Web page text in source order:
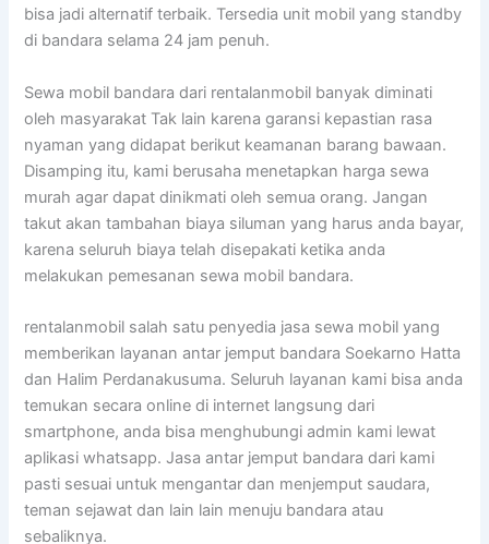
bisa jadi alternatif terbaik. Tersedia unit mobil yang standby
di bandara selama 24 jam penuh.
Sewa mobil bandara dari rentalanmobil banyak diminati
oleh masyarakat Tak lain karena garansi kepastian rasa
nyaman yang didapat berikut keamanan barang bawaan.
Disamping itu, kami berusaha menetapkan harga sewa
murah agar dapat dinikmati oleh semua orang. Jangan
takut akan tambahan biaya siluman yang harus anda bayar,
karena seluruh biaya telah disepakati ketika anda
melakukan pemesanan sewa mobil bandara.
rentalanmobil salah satu penyedia jasa sewa mobil yang
memberikan layanan antar jemput bandara Soekarno Hatta
dan Halim Perdanakusuma. Seluruh layanan kami bisa anda
temukan secara online di internet langsung dari
smartphone, anda bisa menghubungi admin kami lewat
aplikasi whatsapp. Jasa antar jemput bandara dari kami
pasti sesuai untuk mengantar dan menjemput saudara,
teman sejawat dan lain lain menuju bandara atau
sebaliknya.